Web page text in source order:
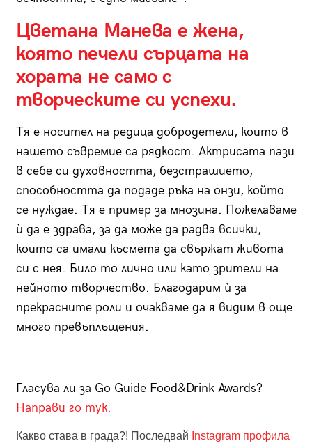
Цветана Манева е жена,
която печели сърцата на
хората не само с
творческите си успехи.
Тя е носител на редица добродетели, които в
нашето съвремие са рядкост. Актрисата пази
в себе си духовността, безстрашието,
способността да подаде ръка на онзи, който
се нуждае. Тя е пример за мнозина. Пожелаваме
ѝ да е здрава, за да може да радва всички,
които са имали късмета да свържат живота
си с нея. Било то лично или като зрители на
нейното творчество. Благодарим ѝ за
прекрасните роли и очакваме да я видим в още
много превъплъщения.
Гласува ли за Go Guide Food&Drink Awards?
Направи го тук.
Какво става в града?! Последвай Instagram профила